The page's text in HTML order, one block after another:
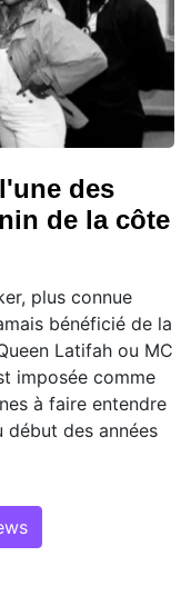
des
de la côte
plus connue
bénéficié de la
Latifah ou MC
imposée comme
à faire entendre
début des années